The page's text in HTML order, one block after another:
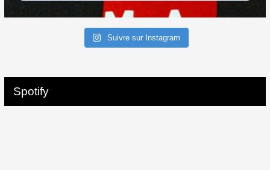
Suivre sur Instagram
Spotify